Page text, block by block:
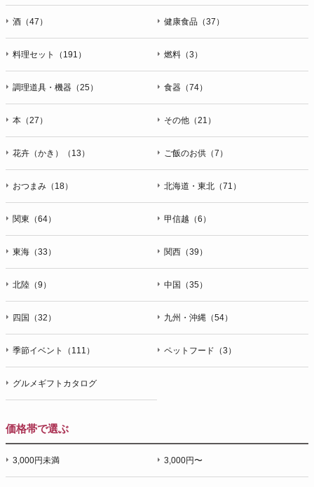
酒（47） 健康食品（37）
料理セット（191） 燃料（3）
調理道具・機器（25） 食器（74）
本（27） その他（21）
花卉（かき）（13） ご飯のお供（7）
おつまみ（18） 北海道・東北（71）
関東（64） 甲信越（6）
東海（33） 関西（39）
北陸（9） 中国（35）
四国（32） 九州・沖縄（54）
季節イベント（111） ペットフード（3）
グルメギフトカタログ
価格帯で選ぶ
3,000円未満 3,000円〜